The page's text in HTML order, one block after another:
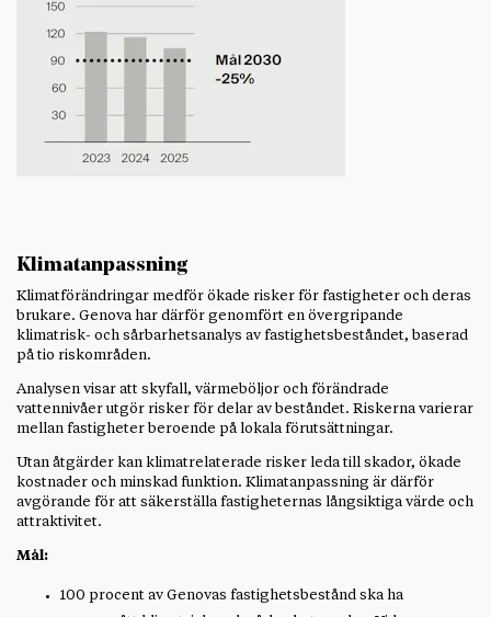
Klimatanpassning
Klimatförändringar medför ökade risker för fastigheter och deras
brukare. Genova har därför genomfört en övergripande
klimatrisk- och sårbarhetsanalys av fastighetsbeståndet, baserad
på tio riskområden.
Analysen visar att skyfall, värmeböljor och förändrade
vattennivåer utgör risker för delar av beståndet. Riskerna varierar
mellan fastigheter beroende på lokala förutsättningar.
Utan åtgärder kan klimatrelaterade risker leda till skador, ökade
kostnader och minskad funktion. Klimatanpassning är därför
avgörande för att säkerställa fastigheternas långsiktiga värde och
attraktivitet.
Mål:
100 procent av Genovas fastig­hetsbestånd ska ha